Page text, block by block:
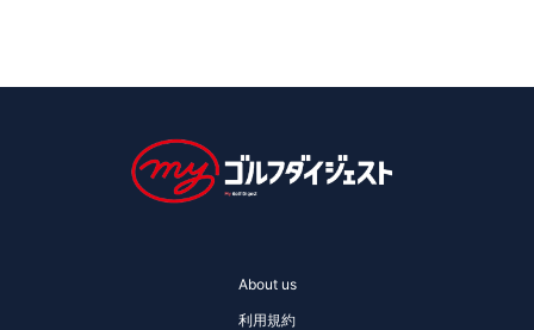
About us
利用規約